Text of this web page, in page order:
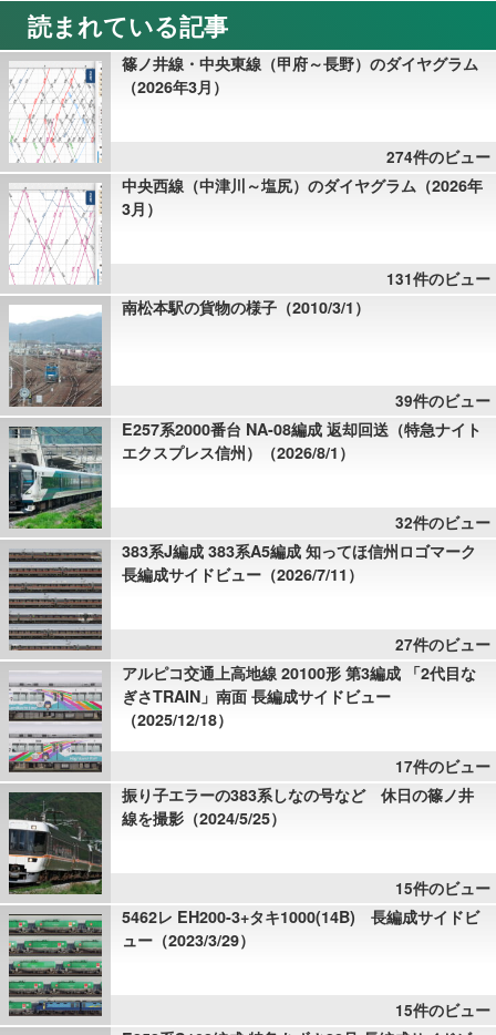
読まれている記事
篠ノ井線・中央東線（甲府～長野）のダイヤグラム
（2026年3月）
274件のビュー
中央西線（中津川～塩尻）のダイヤグラム（2026年
3月）
131件のビュー
南松本駅の貨物の様子（2010/3/1）
39件のビュー
E257系2000番台 NA-08編成 返却回送（特急ナイト
エクスプレス信州）（2026/8/1）
32件のビュー
383系J編成 383系A5編成 知ってほ信州ロゴマーク
長編成サイドビュー（2026/7/11）
27件のビュー
アルピコ交通上高地線 20100形 第3編成 「2代目な
ぎさTRAIN」南面 長編成サイドビュー
（2025/12/18）
17件のビュー
振り子エラーの383系しなの号など 休日の篠ノ井
線を撮影（2024/5/25）
15件のビュー
5462レ EH200-3+タキ1000(14B) 長編成サイドビ
ュー（2023/3/29）
15件のビュー